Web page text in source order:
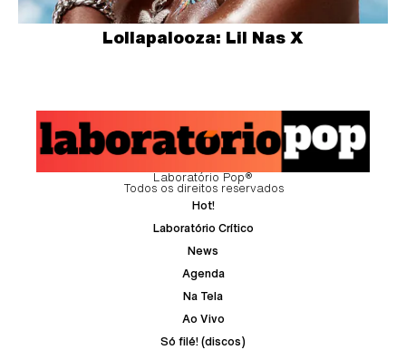
Lollapalooza: Lil Nas X
Laboratório Pop®
Todos os direitos reservados
Hot!
Laboratório Crítico
News
Agenda
Na Tela
Ao Vivo
Só filé! (discos)